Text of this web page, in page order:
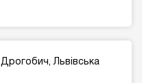
Львівська